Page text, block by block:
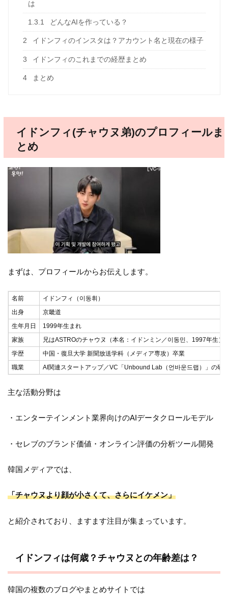
は
1.3.1 どんなAIを作っている？
2 イドンフィのインスタは？アカウント名と現在の様子
3 イドンフィのこれまでの経歴まとめ
4 まとめ
イドンフィ(チャウヌ弟)のプロフィールま
とめ
まずは、プロフィールからお伝えします。
名前
イドンフィ（이동휘）
出身
京畿道
生年月日
1999年生まれ
家族
兄はASTROのチャウヌ（本名：イドンミン／이동민、1997年生）
学歴
中国・復旦大学 新聞放送学科（メディア専攻）卒業
職業
AI関連スタートアップ／VC「Unbound Lab（언바운드랩）」の研
主な活動分野は
・エンターテインメント業界向けのAIデータクロールモデル
・セレブのブランド価値・オンライン評価の分析ツール開発
韓国メディアでは、
「チャウヌより顔が小さくて、さらにイケメン」
と紹介されており、ますます注目が集まっています。
イドンフィは何歳？チャウヌとの年齢差は？
韓国の複数のブログやまとめサイトでは